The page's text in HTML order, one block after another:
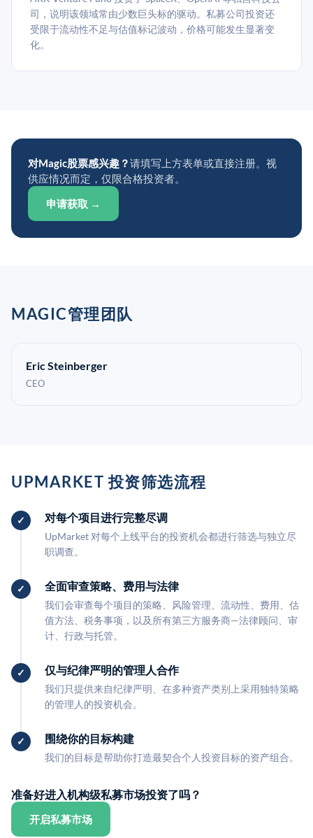
司，说明该领域常由少数巨头标的驱动。私募公司投资还
受限于流动性不足与估值标记波动，价格可能发生显著变
化。
对Magic股票感兴趣？请填写上方表单或直接注册。视
供应情况而定，仅限合格投资者。
申请获取 →
MAGIC管理团队
Eric Steinberger
CEO
UPMARKET 投资筛选流程
对每个项目进行完整尽调
UpMarket 对每个上线平台的投资机会都进行筛选与独立尽
职调查。
全面审查策略、费用与法律
我们会审查每个项目的策略、风险管理、流动性、费用、估
值方法、税务事项，以及所有第三方服务商—法律顾问、审
计、行政与托管。
仅与纪律严明的管理人合作
我们只提供来自纪律严明、在多种资产类别上采用独特策略
的管理人的投资机会。
围绕你的目标构建
我们的目标是帮助你打造最契合个人投资目标的资产组合。
准备好进入机构级私募市场投资了吗？
开启私募市场